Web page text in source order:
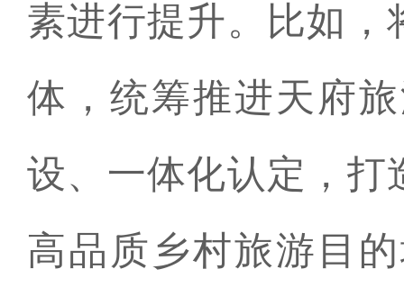
素进行提升。比如，
体，统筹推进天府
设、一体化认定，打
高品质乡村旅游目